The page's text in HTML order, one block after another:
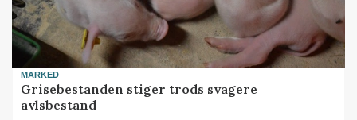
MARKED
Grisebestanden stiger trods svagere
avlsbestand